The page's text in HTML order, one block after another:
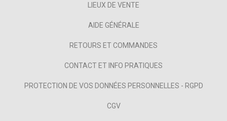
LIEUX DE VENTE
AIDE GÉNÉRALE
RETOURS ET COMMANDES
CONTACT ET INFO PRATIQUES
PROTECTION DE VOS DONNÉES PERSONNELLES - RGPD
CGV